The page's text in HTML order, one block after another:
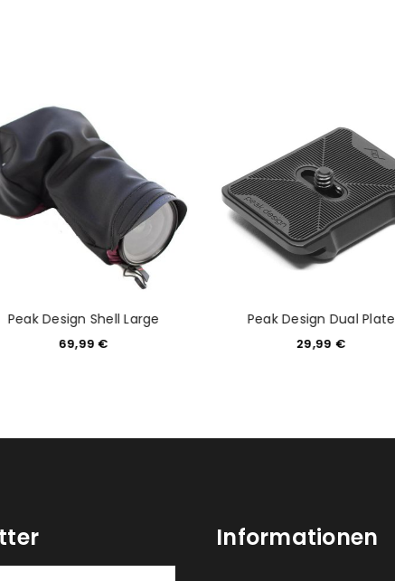
REGISTRIEREN
Peak Design Shell Large
69,99€
Peak Design Dual Plate
29,99 €
Informationen